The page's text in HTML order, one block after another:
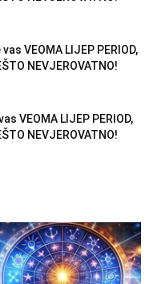
VEOMA LIJEP PERIOD,
NEVJEROVATNO!
VEOMA LIJEP PERIOD,
NEVJEROVATNO!